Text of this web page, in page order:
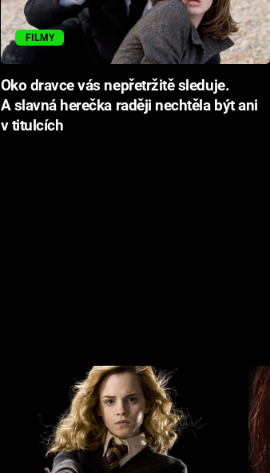
FILMY
Oko dravce vás nepřetržitě sleduje.
A slavná herečka raději nechtěla být ani
v titulcích